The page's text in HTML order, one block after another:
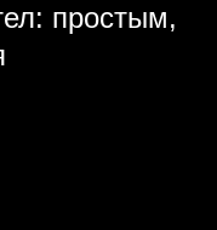
простым,